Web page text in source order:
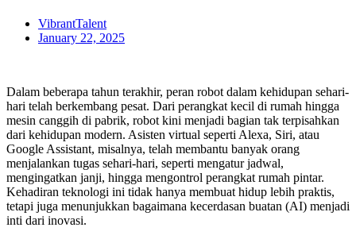
VibrantTalent
January 22, 2025
Dalam beberapa tahun terakhir, peran robot dalam kehidupan sehari-
hari telah berkembang pesat. Dari perangkat kecil di rumah hingga
mesin canggih di pabrik, robot kini menjadi bagian tak terpisahkan
dari kehidupan modern. Asisten virtual seperti Alexa, Siri, atau
Google Assistant, misalnya, telah membantu banyak orang
menjalankan tugas sehari-hari, seperti mengatur jadwal,
mengingatkan janji, hingga mengontrol perangkat rumah pintar.
Kehadiran teknologi ini tidak hanya membuat hidup lebih praktis,
tetapi juga menunjukkan bagaimana kecerdasan buatan (AI) menjadi
inti dari inovasi.